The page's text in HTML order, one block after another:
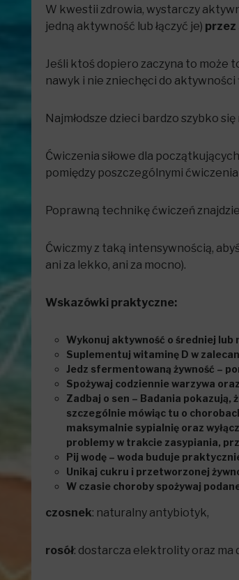
W kwestii zdrowia, wystarczy
jedną aktywność lub łączyć je) przez
Jeśli ktoś dopiero zaczyna to może
nawyk i nie zniechęci do aktywności
Najmłodsze dzieci bardzo szybko
Ćwiczenia siłowe dla
pomiędzy poszczególnymi
Poprawną technikę ćwiczeń
Ćwiczmy z taką intensywnością,
ani za lekko, ani za mocno).
Wskazówki praktyczne:
Wykonuj aktywność o średniej lub
Suplementuj witaminę D w
Jedz sfermentowaną żywność –
Spożywaj codziennie warzywa
Zadbaj o sen – Badania pokazują,
szczególnie mówiąc tu o
maksymalnie sypialnię oraz
problemy w trakcie zasypiania,
Pij wodę – woda buduje
Unikaj cukru i przetworzonej
W czasie choroby spożywaj
czosnek: naturalny antybiotyk,
rosół: dostarcza elektrolity oraz ma